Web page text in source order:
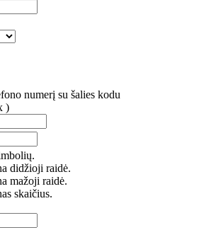
numerį su šalies kodu
)
didžioji raidė.
mažoji raidė.
skaičius.